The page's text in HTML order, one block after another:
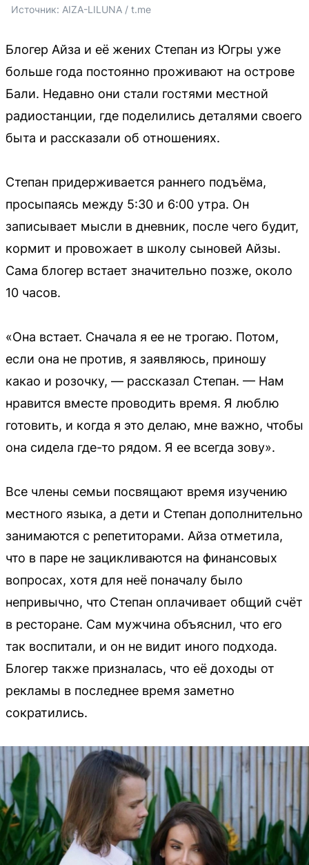
Источник: AIZA-LILUNA / t.me
Блогер Айза и её жених Степан из Югры уже
больше года постоянно проживают на острове
Бали. Недавно они стали гостями местной
радиостанции, где поделились деталями своего
быта и рассказали об отношениях.
Степан придерживается раннего подъёма,
просыпаясь между 5:30 и 6:00 утра. Он
записывает мысли в дневник, после чего будит,
кормит и провожает в школу сыновей Айзы.
Сама блогер встает значительно позже, около
10 часов.
«Она встает. Сначала я ее не трогаю. Потом,
если она не против, я заявляюсь, приношу
какао и розочку, — рассказал Степан. — Нам
нравится вместе проводить время. Я люблю
готовить, и когда я это делаю, мне важно, чтобы
она сидела где-то рядом. Я ее всегда зову».
Все члены семьи посвящают время изучению
местного языка, а дети и Степан дополнительно
занимаются с репетиторами. Айза отметила,
что в паре не зацикливаются на финансовых
вопросах, хотя для неё поначалу было
непривычно, что Степан оплачивает общий счёт
в ресторане. Сам мужчина объяснил, что его
так воспитали, и он не видит иного подхода.
Блогер также призналась, что её доходы от
рекламы в последнее время заметно
сократились.